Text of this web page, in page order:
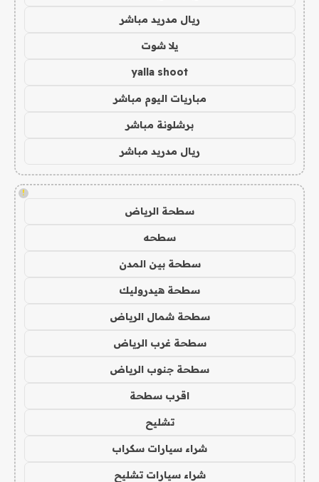
ريال مدريد مباشر
يلا شوت
yalla shoot
مباريات اليوم مباشر
برشلونة مباشر
ريال مدريد مباشر
!
سطحة الرياض
سطحه
سطحة بين المدن
سطحة هيدروليك
سطحة شمال الرياض
سطحة غرب الرياض
سطحة جنوب الرياض
اقرب سطحة
تشليح
شراء سيارات سكراب
شراء سيارات تشليح